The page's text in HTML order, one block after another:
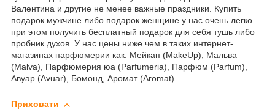
Валентина и другие не менее важные праздники. Купить
подарок мужчине либо подарок женщине у нас очень легко
при этом получить бесплатный подарок для себя тушь либо
пробник духов. У нас цены ниже чем в таких интернет-
магазинах парфюмерии как: Мейкап (MakeUp), Мальва
(Malva), Парфюмерия юа (Parfumeria), Парфюм (Parfum),
Авуар (Avuar), Бомонд, Аромат (Aromat).
Приховати